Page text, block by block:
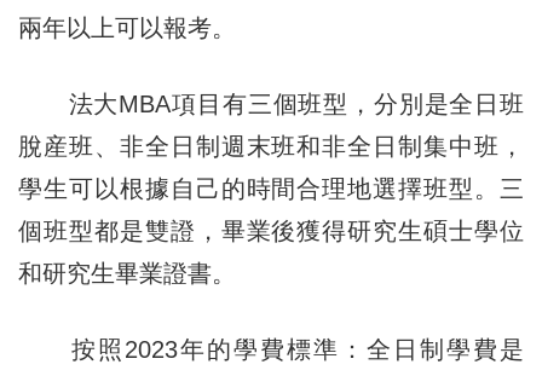
兩年以上可以報考。
法大MBA項目有三個班型，分別是全日班
脫産班、非全日制週末班和非全日制集中班，
學生可以根據自己的時間合理地選擇班型。三
個班型都是雙證，畢業後獲得研究生碩士學位
和研究生畢業證書。
按照2023年的學費標準：全日制學費是